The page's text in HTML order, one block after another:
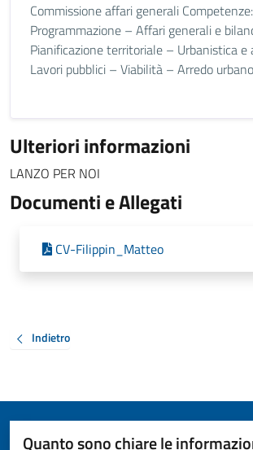
Commissione affari generali Competenze:
Programmazione – Affari generali e
Pianificazione territoriale – Urbanistica
Lavori pubblici – Viabilità – Arredo
Ulteriori informazioni
LANZO PER NOI
Documenti e Allegati
CV-Filippin_Matteo
Indietro
Quanto sono chiare le